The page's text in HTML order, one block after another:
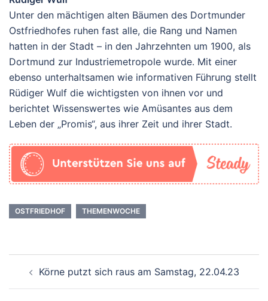
Unter den mächtigen alten Bäumen des Dortmunder
Ostfriedhofes ruhen fast alle, die Rang und Namen
hatten in der Stadt – in den Jahrzehnten um 1900, als
Dortmund zur Industriemetropole wurde. Mit einer
ebenso unterhaltsamen wie informativen Führung stellt
Rüdiger Wulf die wichtigsten von ihnen vor und
berichtet Wissenswertes wie Amüsantes aus dem
Leben der „Promis“, aus ihrer Zeit und ihrer Stadt.
OSTFRIEDHOF THEMENWOCHE
Navigation
Körne putzt sich raus am Samstag, 22.04.23